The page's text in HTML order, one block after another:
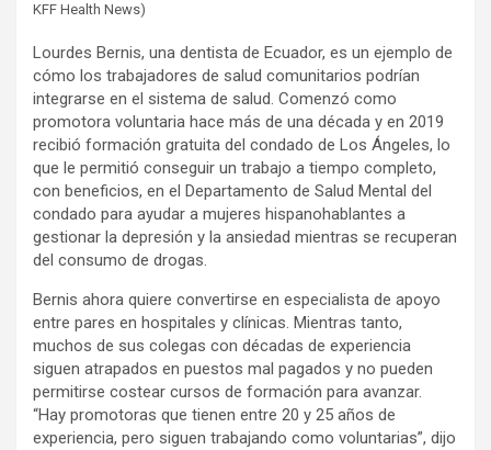
KFF Health News)
Lourdes Bernis, una dentista de Ecuador, es un ejemplo de
cómo los trabajadores de salud comunitarios podrían
integrarse en el sistema de salud. Comenzó como
promotora voluntaria hace más de una década y en 2019
recibió formación gratuita del condado de Los Ángeles, lo
que le permitió conseguir un trabajo a tiempo completo,
con beneficios, en el Departamento de Salud Mental del
condado para ayudar a mujeres hispanohablantes a
gestionar la depresión y la ansiedad mientras se recuperan
del consumo de drogas.
Bernis ahora quiere convertirse en especialista de apoyo
entre pares en hospitales y clínicas. Mientras tanto,
muchos de sus colegas con décadas de experiencia
siguen atrapados en puestos mal pagados y no pueden
permitirse costear cursos de formación para avanzar.
“Hay promotoras que tienen entre 20 y 25 años de
experiencia, pero siguen trabajando como voluntarias”, dijo